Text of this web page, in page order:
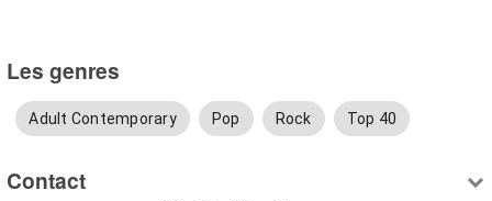
Les genres
Adult Contemporary Pop Rock Top 40
Contact